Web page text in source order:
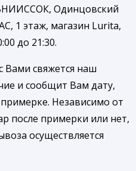
Одинцовский
1 этаж, магазин Lurita,
до 21:30.
Вами свяжется наш
и сообщит Вам дату,
Независимо от
после примерки или нет,
осуществляется